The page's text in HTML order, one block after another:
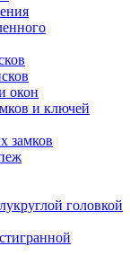
окон
и ключей
замков
головкой